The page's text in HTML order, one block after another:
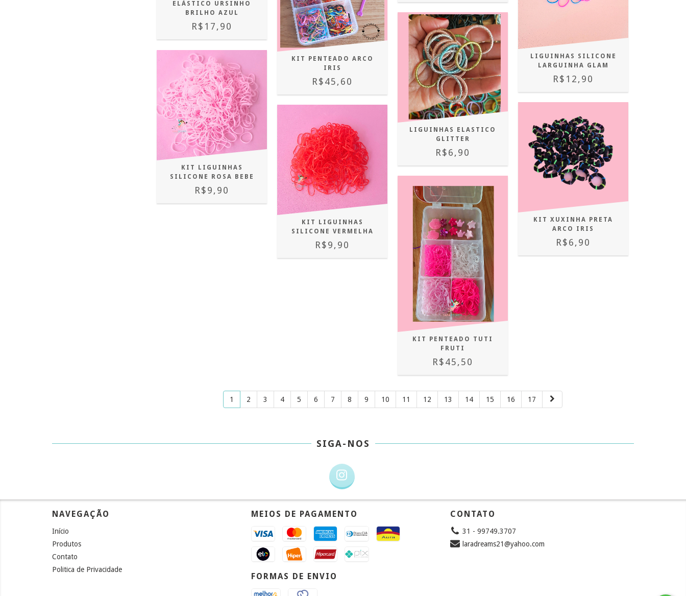
ELÁSTICO URSINHO
BRILHO AZUL
R$17,90
KIT PENTEADO ARCO
IRIS
R$45,60
LIGUINHAS ELASTICO
GLITTER
R$6,90
LIGUINHAS SILICONE
LARGUINHA GLAM
R$12,90
KIT LIGUINHAS
SILICONE ROSA BEBE
R$9,90
KIT LIGUINHAS
SILICONE VERMELHA
R$9,90
KIT PENTEADO TUTI
FRUTI
R$45,50
KIT XUXINHA PRETA
ARCO IRIS
R$6,90
1 2 3 4 5 6 7 8 9 10 11 12 13 14 15 16 17
SIGA-NOS
NAVEGAÇÃO
Início
Produtos
Contato
Politica de Privacidade
MEIOS DE PAGAMENTO
FORMAS DE ENVIO
CONTATO
31 - 99749.3707
laradreams21@yahoo.com